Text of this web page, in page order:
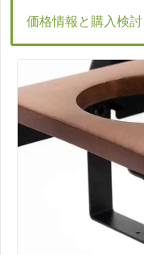
価格情報と購入検